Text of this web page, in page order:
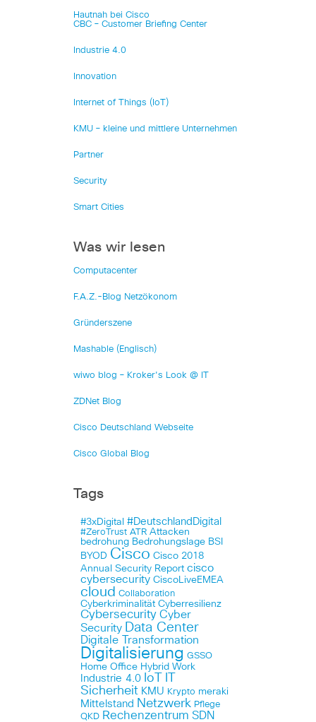
Hautnah bei Cisco
CBC – Customer Briefing Center
Industrie 4.0
Innovation
Internet of Things (IoT)
KMU – kleine und mittlere Unternehmen
Partner
Security
Smart Cities
Was wir lesen
Computacenter
F.A.Z.-Blog Netzökonom
Gründerszene
Mashable (Englisch)
wiwo blog – Kroker's Look @ IT
ZDNet Blog
Cisco Deutschland Webseite
Cisco Global Blog
Tags
#3xDigital #DeutschlandDigital
#ZeroTrust ATR Attacken
bedrohung Bedrohungslage BSI
BYOD Cisco Cisco 2018
Annual Security Report cisco
cybersecurity CiscoLiveEMEA
cloud Collaboration
Cyberkriminalität Cyberresilienz
Cybersecurity Cyber
Security Data Center
Digitale Transformation
Digitalisierung GSSO
Home Office Hybrid Work
Industrie 4.0 IoT
Sicherheit KMU Krypto meraki
Mittelstand Netzwerk Pflege
QKD Rechenzentrum SDN